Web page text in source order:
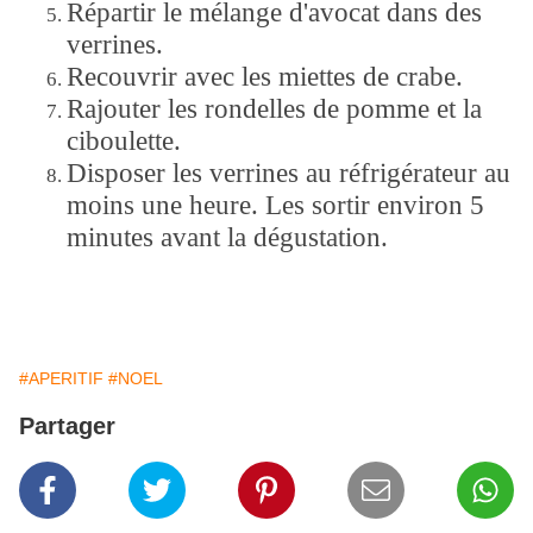
Répartir le mélange d'avocat dans des
verrines.
Recouvrir avec les miettes de crabe.
Rajouter les rondelles de pomme et la
ciboulette.
Disposer les verrines au réfrigérateur au
moins une heure. Les sortir environ 5
minutes avant la dégustation.
#APERITIF #NOEL
Partager